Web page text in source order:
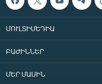
ՄՈՒԼՏԻՄԵԴԻԱ
ԲԱԺԻՆՆԵՐ
ՄԵՐ ՄԱՍԻՆ